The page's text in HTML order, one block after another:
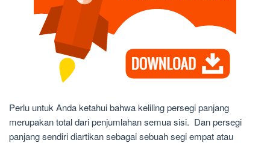
Perlu untuk Anda ketahui bahwa keliling persegi panjang
merupakan total dari penjumlahan semua sisi. Dan persegi
panjang sendiri diartikan sebagai sebuah segi empat atau